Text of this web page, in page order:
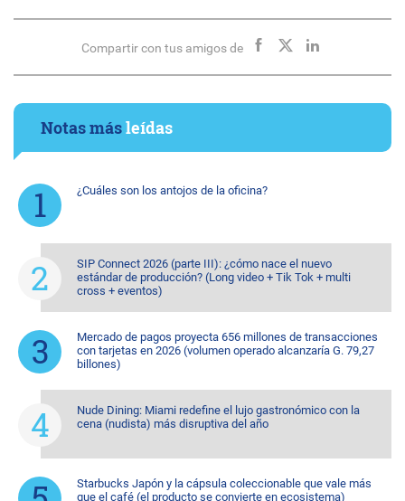
Compartir con tus amigos de
Notas másleídas
¿Cuáles son los antojos de la oficina?
SIP Connect 2026 (parte III): ¿cómo nace el nuevo
estándar de producción? (Long video + Tik Tok + multi
cross + eventos)
Mercado de pagos proyecta 656 millones de transacciones
con tarjetas en 2026 (volumen operado alcanzaría G. 79,27
billones)
Nude Dining: Miami redefine el lujo gastronómico con la
cena (nudista) más disruptiva del año
Starbucks Japón y la cápsula coleccionable que vale más
que el café (el producto se convierte en ecosistema)